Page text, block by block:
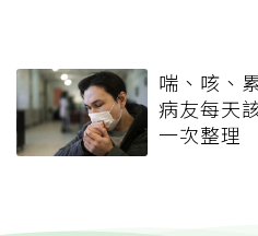
喘、咳、
病友每天
一次整理